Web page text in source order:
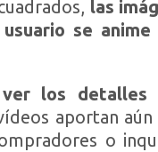
las
se anime
ver los
aportan
o